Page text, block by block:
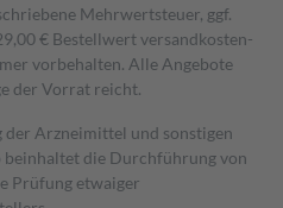
Mehrwertsteuer, ggf.
€ Bestell­wert versand­kosten­
vorbehalten. Alle Angebote
der Vorrat reicht.
der Arzneimittel und sonstigen
die Durchführung von
Prüfung etwaiger